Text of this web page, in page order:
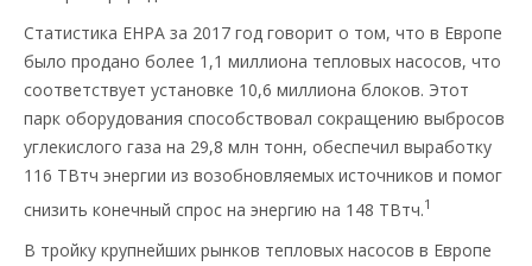
Статистика EHPA за 2017 год говорит о том, что в Европе
было продано более 1,1 миллиона тепловых насосов, что
соответствует установке 10,6 миллиона блоков. Этот
парк оборудования способствовал сокращению выбросов
углекислого газа на 29,8 млн тонн, обеспечил выработку
116 ТВтч энергии из возобновляемых источников и помог
снизить конечный спрос на энергию на 148 ТВтч.1
В тройку крупнейших рынков тепловых насосов в Европе